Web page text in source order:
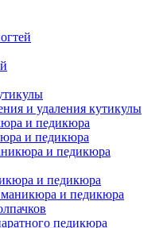
и удаления кутикулы
и педикюра
и педикюра
и педикюра
и педикюра
и педикюра
педикюра